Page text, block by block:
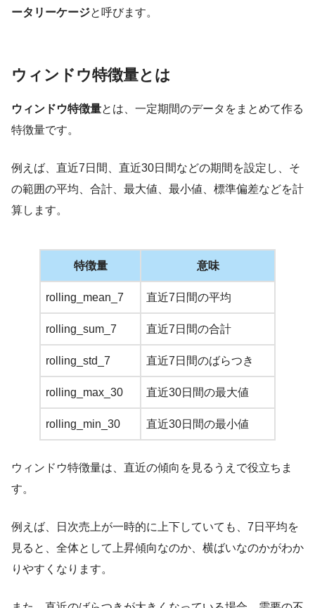
ータリーケージと呼びます。
ウィンドウ特徴量とは
ウィンドウ特徴量とは、一定期間のデータをまとめて作る
特徴量です。
例えば、直近7日間、直近30日間などの期間を設定し、そ
の範囲の平均、合計、最大値、最小値、標準偏差などを計
算します。
特徴量 意味
rolling_mean_7 直近7日間の平均
rolling_sum_7 直近7日間の合計
rolling_std_7 直近7日間のばらつき
rolling_max_30 直近30日間の最大値
rolling_min_30 直近30日間の最小値
ウィンドウ特徴量は、直近の傾向を見るうえで役立ちま
す。
例えば、日次売上が一時的に上下していても、7日平均を
見ると、全体として上昇傾向なのか、横ばいなのかがわか
りやすくなります。